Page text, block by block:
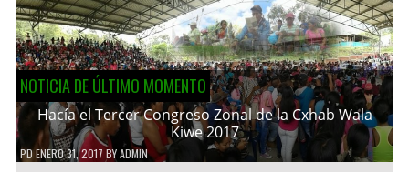
NOTICIA DE ÚLTIMO MOMENTO
Hacía el Tercer Congreso Zonal de la Cxhab Wala
Kiwe 2017
PDENERO 31, 2017 BYADMIN